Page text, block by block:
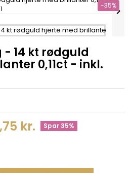
-35%
14 kt rødguld
0,11ct - inkl.
kr. Spar 35%